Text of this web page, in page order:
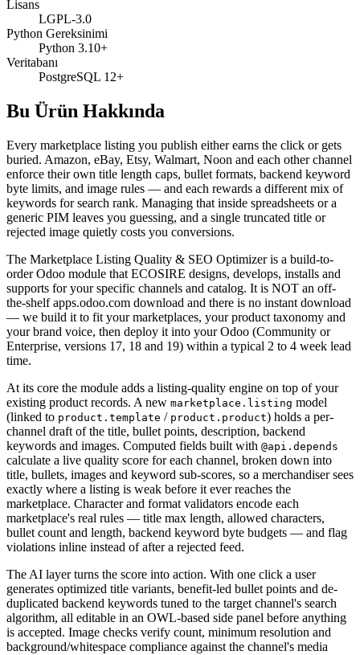
Lisans
LGPL-3.0
Python Gereksinimi
Python 3.10+
Veritabanı
PostgreSQL 12+
Bu Ürün Hakkında
Every marketplace listing you publish either earns the click or gets
buried. Amazon, eBay, Etsy, Walmart, Noon and each other channel
enforce their own title length caps, bullet formats, backend keyword
byte limits, and image rules — and each rewards a different mix of
keywords for search rank. Managing that inside spreadsheets or a
generic PIM leaves you guessing, and a single truncated title or
rejected image quietly costs you conversions.
The Marketplace Listing Quality & SEO Optimizer is a build-to-
order Odoo module that ECOSIRE designs, develops, installs and
supports for your specific channels and catalog. It is NOT an off-
the-shelf apps.odoo.com download and there is no instant download
— we build it to fit your marketplaces, your product taxonomy and
your brand voice, then deploy it into your Odoo (Community or
Enterprise, versions 17, 18 and 19) within a typical 2 to 4 week lead
time.
At its core the module adds a listing-quality engine on top of your
existing product records. A new marketplace.listing model
(linked to product.template / product.product) holds a per-
channel draft of the title, bullet points, description, backend
keywords and images. Computed fields built with @api.depends
calculate a live quality score for each channel, broken down into
title, bullets, images and keyword sub-scores, so a merchandiser sees
exactly where a listing is weak before it ever reaches the
marketplace. Character and format validators encode each
marketplace's real rules — title max length, allowed characters,
bullet count and length, backend keyword byte budgets — and flag
violations inline instead of after a rejected feed.
The AI layer turns the score into action. With one click a user
generates optimized title variants, benefit-led bullet points and de-
duplicated backend keywords tuned to the target channel's search
algorithm, all editable in an OWL-based side panel before anything
is accepted. Image checks verify count, minimum resolution and
background/whitespace compliance against the channel's media